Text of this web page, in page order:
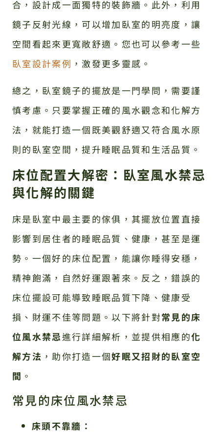
合，設計成一面獨特的裝飾牆。此外，利用
鏡子反射光線，可以增加臥室的明亮度，讓
空間看起來更寬敞舒適。您也可以參考一些
臥室設計案例 ，激發更多靈感。
總之，臥室鏡子的擺放是一門學問，需要謹
慎考慮。只要掌握正確的風水觀念和化解方
法，就能打造一個既美觀舒適又符合風水原
則的臥室空間，提升睡眠品質和生活品質。
床位配置大解密：臥室風水禁忌
與化解的關鍵
床是臥室中最主要的傢俱，其擺放位置直接
影響到居住者的睡眠品質、健康，甚至是運
勢。一個好的床位配置，能讓你睡得安穩，
精神飽滿，自然好運跟著來。反之，錯誤的
床位擺設可能導致睡眠品質下降、健康受
損、財運不佳等問題。以下將針對常見的床
位風水禁忌進行詳細解析，並提供相應的化
解方法 ，助你打造一個好眠又招財的臥室空
間 。
常見的床位風水禁忌
床頭不靠牆：